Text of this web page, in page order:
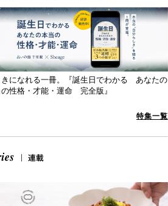
きになれる一冊。『誕生日でわかる あなたの
性格・才能・運命 完全版』
特集一覧